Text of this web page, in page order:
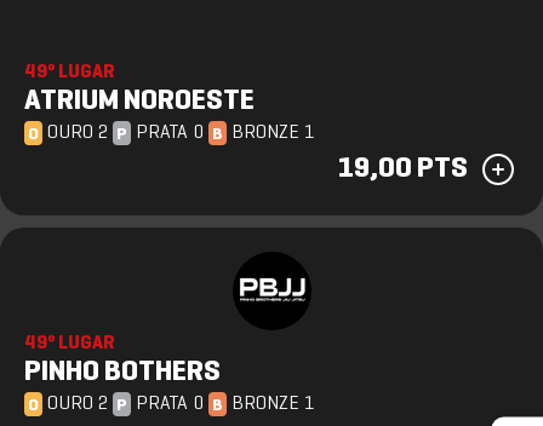
49º LUGAR
ATRIUM NOROESTE
O OURO 2 P PRATA 0 B BRONZE 1
19,00 PTS
49º LUGAR
PINHO BOTHERS
O OURO 2 P PRATA 0 B BRONZE 1